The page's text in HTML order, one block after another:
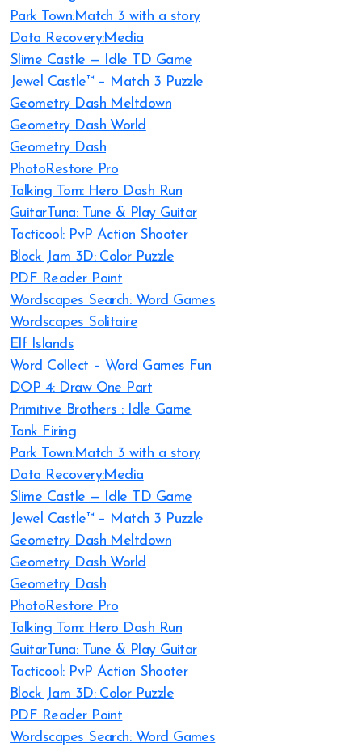
Park Town:Match 3 with a story
Data Recovery:Media
Slime Castle — Idle TD Game
Jewel Castle™ – Match 3 Puzzle
Geometry Dash Meltdown
Geometry Dash World
Geometry Dash
PhotoRestore Pro
Talking Tom: Hero Dash Run
GuitarTuna: Tune & Play Guitar
Tacticool: PvP Action Shooter
Block Jam 3D: Color Puzzle
PDF Reader Point
Wordscapes Search: Word Games
Wordscapes Solitaire
Elf Islands
Word Collect – Word Games Fun
DOP 4: Draw One Part
Primitive Brothers : Idle Game
Tank Firing
Park Town:Match 3 with a story
Data Recovery:Media
Slime Castle — Idle TD Game
Jewel Castle™ – Match 3 Puzzle
Geometry Dash Meltdown
Geometry Dash World
Geometry Dash
PhotoRestore Pro
Talking Tom: Hero Dash Run
GuitarTuna: Tune & Play Guitar
Tacticool: PvP Action Shooter
Block Jam 3D: Color Puzzle
PDF Reader Point
Wordscapes Search: Word Games